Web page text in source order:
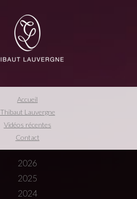
Accueil
Thibaut Lauvergne
Vidéos récentes
Contact
2026
2025
2024